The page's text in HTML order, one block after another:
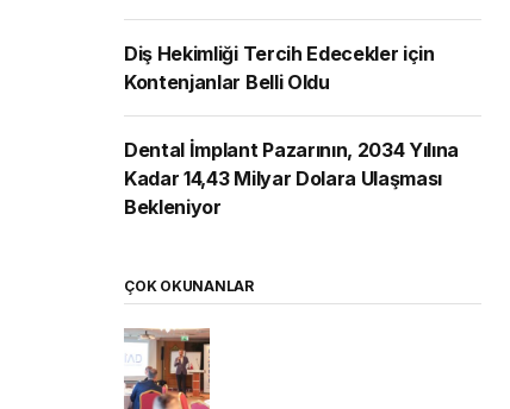
Diş Hekimliği Tercih Edecekler için
Kontenjanlar Belli Oldu
Dental İmplant Pazarının, 2034 Yılına
Kadar 14,43 Milyar Dolara Ulaşması
Bekleniyor
ÇOK OKUNANLAR